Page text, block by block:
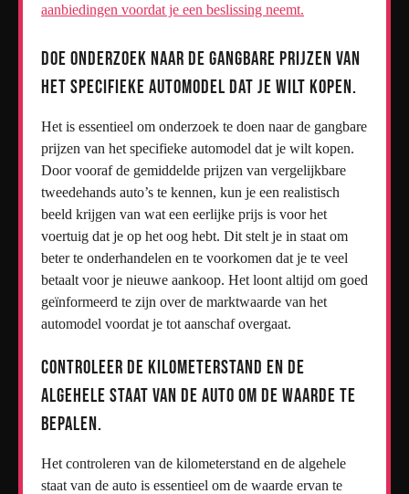
aanbiedingen voordat je een beslissing neemt.
Doe onderzoek naar de gangbare prijzen van
het specifieke automodel dat je wilt kopen.
Het is essentieel om onderzoek te doen naar de gangbare
prijzen van het specifieke automodel dat je wilt kopen.
Door vooraf de gemiddelde prijzen van vergelijkbare
tweedehands auto’s te kennen, kun je een realistisch
beeld krijgen van wat een eerlijke prijs is voor het
voertuig dat je op het oog hebt. Dit stelt je in staat om
beter te onderhandelen en te voorkomen dat je te veel
betaalt voor je nieuwe aankoop. Het loont altijd om goed
geïnformeerd te zijn over de marktwaarde van het
automodel voordat je tot aanschaf overgaat.
Controleer de kilometerstand en de
algehele staat van de auto om de waarde te
bepalen.
Het controleren van de kilometerstand en de algehele
staat van de auto is essentieel om de waarde ervan te